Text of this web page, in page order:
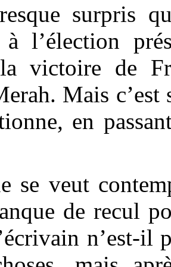
surpris
à l’élection
victoire de
Mais c’est
en
se veut
de recul
n’est-il